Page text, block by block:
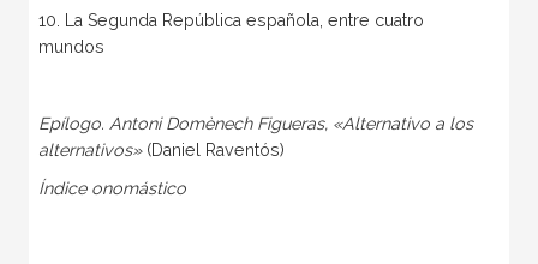
10. La Segunda República española, entre cuatro
mundos
Epílogo. Antoni Domènech Figueras, «Alternativo a los
alternativos» (Daniel Raventós)
Índice onomástico